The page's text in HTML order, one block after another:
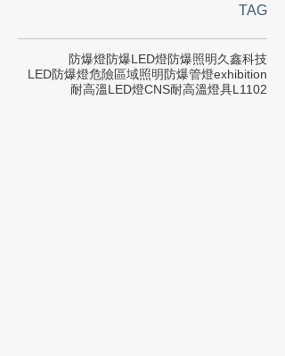
TAG
防爆燈防爆LED燈防爆照明久鑫科技
LED防爆燈危險區域照明防爆管燈exhibition
耐高溫LED燈CNS耐高溫燈具L1102